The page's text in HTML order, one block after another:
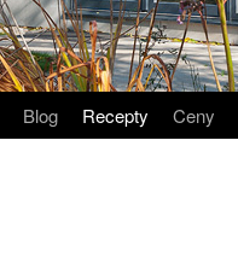
Blog Recepty Ceny